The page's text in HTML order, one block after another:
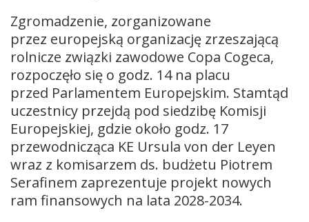
Zgromadzenie, zorganizowane
przez europejską organizację zrzeszającą
rolnicze związki zawodowe Copa Cogeca,
rozpoczęło się o godz. 14 na placu
przed Parlamentem Europejskim. Stamtąd
uczestnicy przejdą pod siedzibę Komisji
Europejskiej, gdzie około godz. 17
przewodnicząca KE Ursula von der Leyen
wraz z komisarzem ds. budżetu Piotrem
Serafinem zaprezentuje projekt nowych
ram finansowych na lata 2028-2034.